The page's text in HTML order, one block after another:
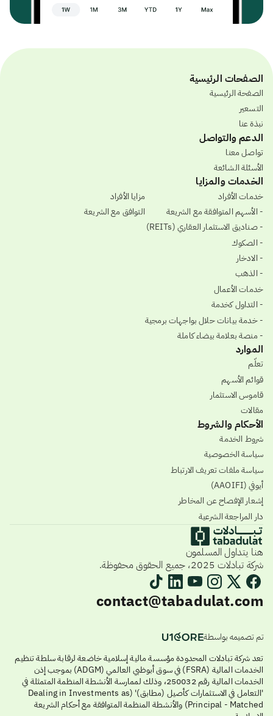
الصفحات الرئيسية
الصفحة الرئيسية
التسعير
نبذة عنا
الدعم والتواصل
تواصل معنا
الأسئلة الشائعة
الخدمات والمزايا
خدمات الأفراد
- الأسهم المتوافقة مع الشريعة
- صناديق الاستثمار العقاري (REITs)
- الصكوك
- الادخار
- الذهب
خدمات الأعمال
- التداول كخدمة
- خدمة بيانات حلال بواجهات برمجية
- منصة بعلامة بيضاء كاملة
مزايا الأفراد
التوافق مع الشريعة
الموارد
تعلّم
قوائم الأسهم
قاموس الاستثمار
مقالات
الأحكام والشروط
شروط الخدمة
سياسة الخصوصية
سياسة ملفات تعريف الارتباط
أيوفي (AAOIFI)
إشعار الإفصاح عن المخاطر
دار المراجعة الشرعية
هنا يتداول المسلمون
شركة تبادلات 2025، جميع الحقوق محفوظة.
contact@tabadulat.com
تم تصميمه بواسطة
تعد شركة تبادلات المحدودة مؤسسة مالية إسلامية خاضعة لرقابة سلطة تنظيم
الخدمات المالية (FSRA) في سوق أبوظبي العالمي (ADGM) بموجب إذن
الخدمات المالية رقم 250032، وذلك لممارسة الأنشطة المنظمة المتمثلة في
'التعامل في الاستثمارات كأصيل (مطابق)' (Dealing in Investments as
Principal - Matched) والأنشطة المنظمة المتوافقة مع أحكام الشريعة